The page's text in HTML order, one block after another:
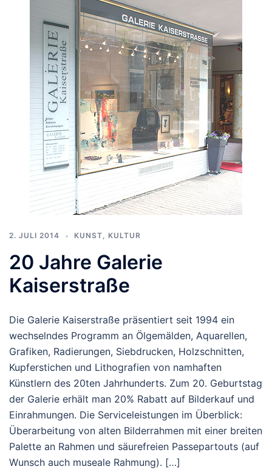
2. JULI 2014 KUNST, KULTUR
20 Jahre Galerie
Kaiserstraße
Die Galerie Kaiserstraße präsentiert seit 1994 ein
wechselndes Programm an Ölgemälden, Aquarellen,
Grafiken, Radierungen, Siebdrucken, Holzschnitten,
Kupferstichen und Lithografien von namhaften
Künstlern des 20ten Jahrhunderts. Zum 20. Geburtstag
der Galerie erhält man 20% Rabatt auf Bilderkauf und
Einrahmungen. Die Serviceleistungen im Überblick:
Überarbeitung von alten Bilderrahmen mit einer breiten
Palette an Rahmen und säurefreien Passepartouts (auf
Wunsch auch museale Rahmung). […]